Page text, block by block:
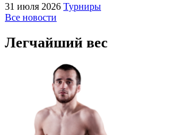
31 июля 2026 Турниры
Все новости
Легчайший вес